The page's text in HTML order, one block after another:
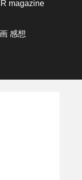
magazine
感想